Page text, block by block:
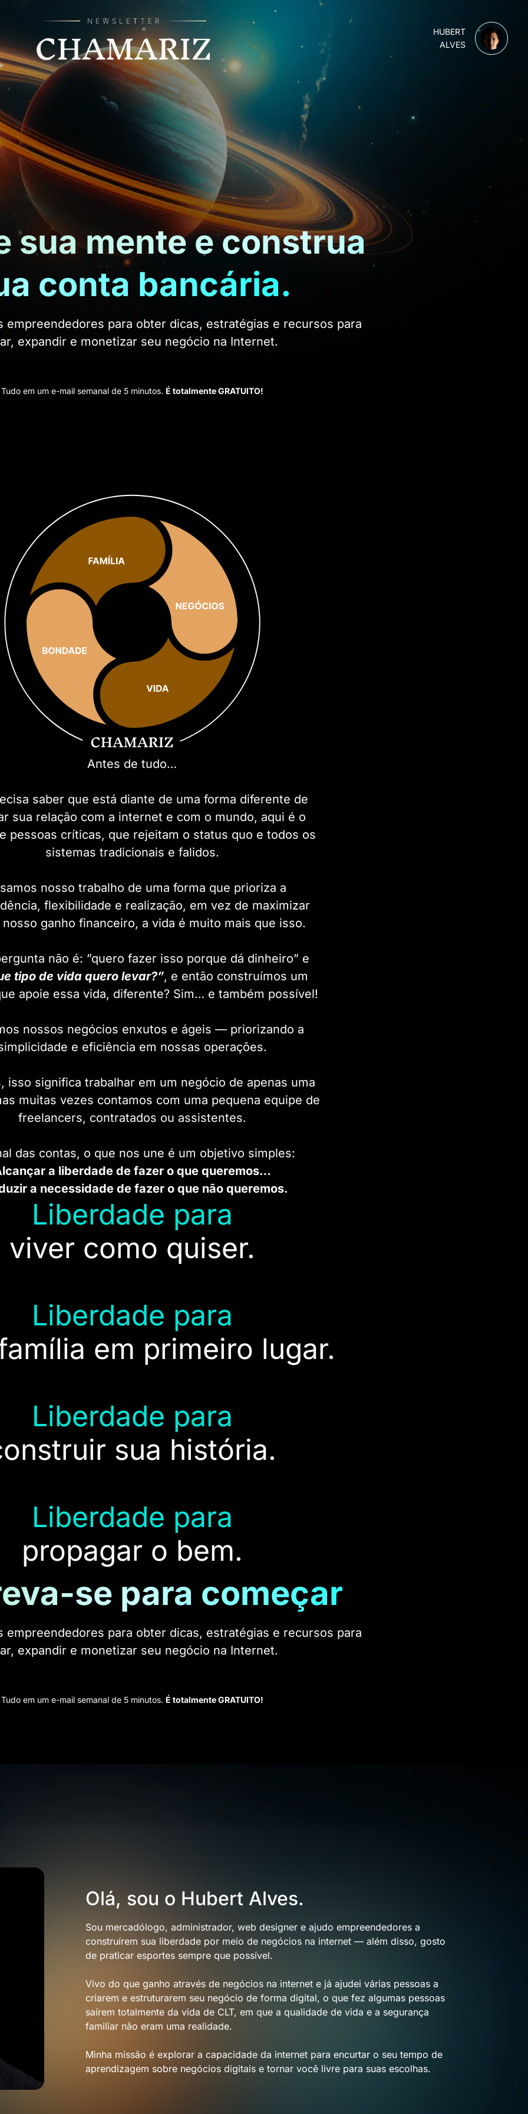
HUBERT
ALVES
sua mente e construa
conta bancária.
empreendedores para obter dicas, estratégias e recursos para
expandir e monetizar seu negócio na Internet.
Tudo em um e-mail semanal de 5 minutos. É totalmente GRATUITO!
Antes de tudo…
saber que está diante de uma forma diferente de
sua relação com a internet e com o mundo, aqui é o
pessoas críticas, que rejeitam o status quo e todos os
sistemas tradicionais e falidos.
nosso trabalho de uma forma que prioriza a
flexibilidade e realização, em vez de maximizar
nosso ganho financeiro, a vida é muito mais que isso.
não é: ”quero fazer isso porque dá dinheiro” e
tipo de vida quero levar?”, e então construímos um
apoie essa vida, diferente? Sim… e também possível!
nossos negócios enxutos e ágeis — priorizando a
e eficiência em nossas operações.
isso significa trabalhar em um negócio de apenas uma
muitas vezes contamos com uma pequena equipe de
freelancers, contratados ou assistentes.
das contas, o que nos une é um objetivo simples:
a liberdade de fazer o que queremos…
a necessidade de fazer o que não queremos.
Liberdade para
viver como quiser.
Liberdade para
em primeiro lugar.
Liberdade para
sua história.
Liberdade para
propagar o bem.
se para começar
empreendedores para obter dicas, estratégias e recursos para
expandir e monetizar seu negócio na Internet.
Tudo em um e-mail semanal de 5 minutos. É totalmente GRATUITO!
Olá, sou o Hubert Alves.
Sou mercadólogo, administrador, web designer e ajudo empreendedores a
construírem sua liberdade por meio de negócios na internet — além disso, gosto
de praticar esportes sempre que possível.
Vivo do que ganho através de negócios na internet e já ajudei várias pessoas a
criarem e estruturarem seu negócio de forma digital, o que fez algumas pessoas
saírem totalmente da vida de CLT, em que a qualidade de vida e a segurança
familiar não eram uma realidade.
Minha missão é explorar a capacidade da internet para encurtar o seu tempo de
aprendizagem sobre negócios digitais e tornar você livre para suas escolhas.